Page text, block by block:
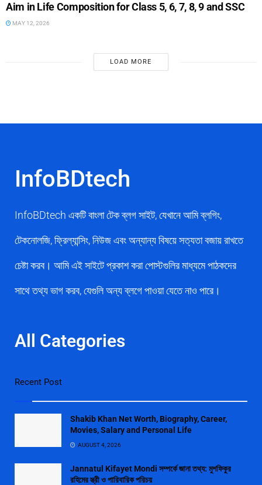
Aim in Life Composition for Class 5, 6, 7, 8, 9 and SSC
MAY 12, 2026
LOAD MORE
InfoBDtech
InfoBDtech একটি বাংলা টেক ব্লগ সাইট, যেখানে আমি ব্লগিং,
টেকনোলজি, ফ্রিল্যান্সিং, নিউজ এবং অন্যান্য বিষয়ে সত্যতা বজায় রাখতে
চেষ্টা করব। আমি এই সাইটে প্রকাশ করা পোস্টগুলির মাধ্যমে পাঠকদের
সাথে তথ্য ভাগ করব, যেগুলি অন্য ব্লগে পাওয়া যেতে নাও পারে।
All Categories
Recent Post
Shakib Khan Net Worth, Biography, Career,
Movies, Salary and Personal Life
AUGUST 4, 2026
Jannatul Kifayet Mondi সম্পর্কে জানা তথ্য: মুশফিকুর
রহিমের স্ত্রী ও পারিবারিক পরিচয়